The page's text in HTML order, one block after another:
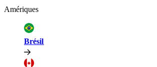
Amériques​​
Brésil​​